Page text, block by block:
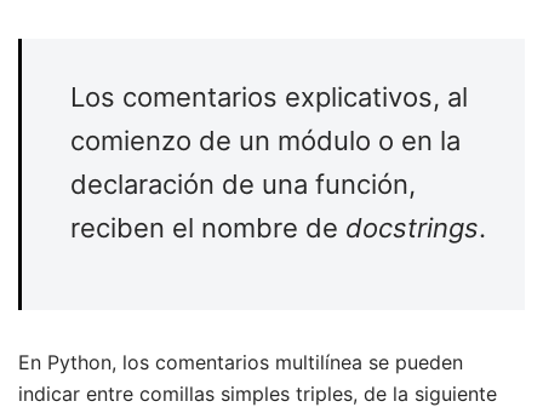
Los comentarios explicativos, al
comienzo de un módulo o en la
declaración de una función,
reciben el nombre de docstrings.
En Python, los comentarios multilínea se pueden
indicar entre comillas simples triples, de la siguiente